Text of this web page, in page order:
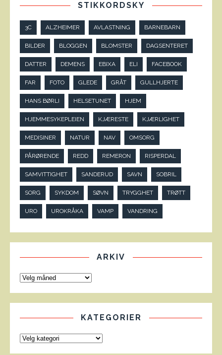
STIKKORDSKY
3C ALZHEIMER AVLASTNING BARNEBARN
BILDER BLOGGEN BLOMSTER DAGSENTERET
DATTER DEMENS EBIXA ELI FACEBOOK
FAR FOTO GLEDE GRÅT GULLHJERTE
HANS BØRLI HELSETUNET HJEM
HJEMMESYKEPLEIEN KJÆRESTE KJÆRLIGHET
MEDISINER NATUR NAV OMSORG
PÅRØRENDE REDD REMERON RISPERDAL
SAMVITTIGHET SANDERUD SAVN SOBRIL
SORG SYKDOM SØVN TRYGGHET TRØTT
URO UROKRÅKA VAMP VANDRING
ARKIV
KATEGORIER